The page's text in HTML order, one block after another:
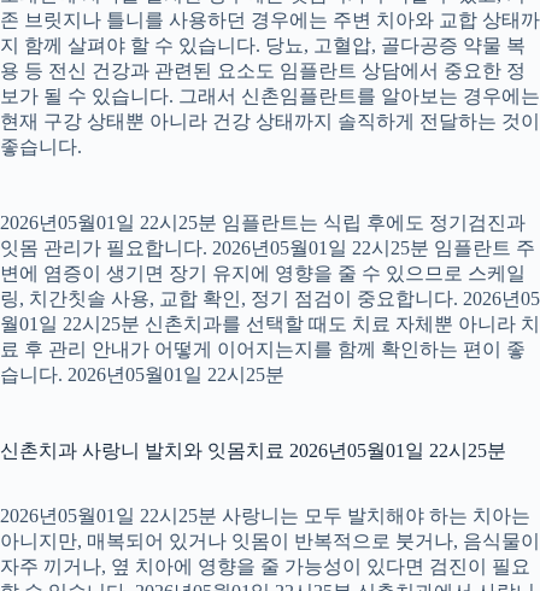
존 브릿지나 틀니를 사용하던 경우에는 주변 치아와 교합 상태까
지 함께 살펴야 할 수 있습니다. 당뇨, 고혈압, 골다공증 약물 복
용 등 전신 건강과 관련된 요소도 임플란트 상담에서 중요한 정
보가 될 수 있습니다. 그래서 신촌임플란트를 알아보는 경우에는
현재 구강 상태뿐 아니라 건강 상태까지 솔직하게 전달하는 것이
좋습니다.
2026년05월01일 22시25분 임플란트는 식립 후에도 정기검진과
잇몸 관리가 필요합니다. 2026년05월01일 22시25분 임플란트 주
변에 염증이 생기면 장기 유지에 영향을 줄 수 있으므로 스케일
링, 치간칫솔 사용, 교합 확인, 정기 점검이 중요합니다. 2026년05
월01일 22시25분 신촌치과를 선택할 때도 치료 자체뿐 아니라 치
료 후 관리 안내가 어떻게 이어지는지를 함께 확인하는 편이 좋
습니다. 2026년05월01일 22시25분
신촌치과 사랑니 발치와 잇몸치료 2026년05월01일 22시25분
2026년05월01일 22시25분 사랑니는 모두 발치해야 하는 치아는
아니지만, 매복되어 있거나 잇몸이 반복적으로 붓거나, 음식물이
자주 끼거나, 옆 치아에 영향을 줄 가능성이 있다면 검진이 필요